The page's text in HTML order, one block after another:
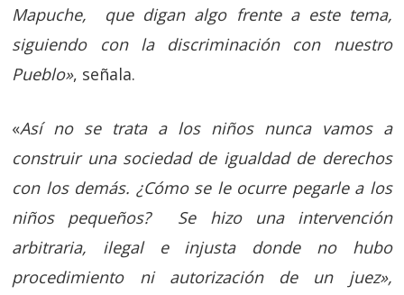
Mapuche, que digan algo frente a este tema,
siguiendo con la discriminación con nuestro
Pueblo», señala.
«Así no se trata a los niños nunca vamos a
construir una sociedad de igualdad de derechos
con los demás. ¿Cómo se le ocurre pegarle a los
niños pequeños? Se hizo una intervención
arbitraria, ilegal e injusta donde no hubo
procedimiento ni autorización de un juez»,